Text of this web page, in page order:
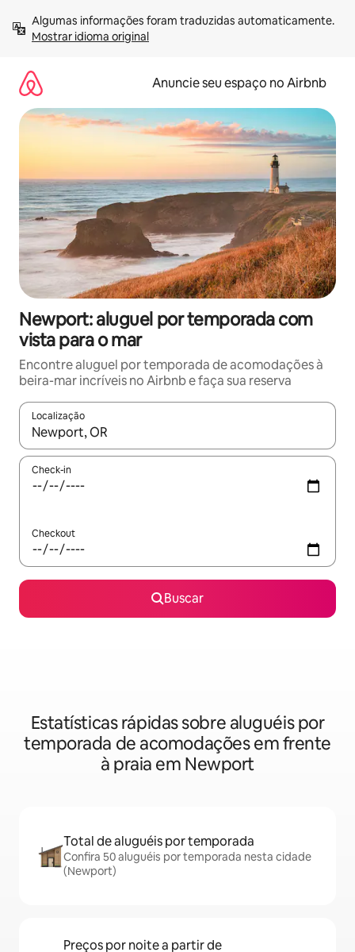
para
Mostrar idioma original
Anuncie seu espaço no Airbnb
Newport: aluguel por temporada com
vista para o mar
Encontre aluguel por temporada de acomodações à
beira-mar incríveis no Airbnb e faça sua reserva
Localização
Quando os resultados estiverem disponíveis, explore-os
Check-in
Checkout
Buscar
Estatísticas rápidas sobre aluguéis por
temporada de acomodações em frente
à praia em Newport
Total de aluguéis por temporada
Confira 50 aluguéis por temporada nesta cidade
(Newport)
Preços por noite a partir de